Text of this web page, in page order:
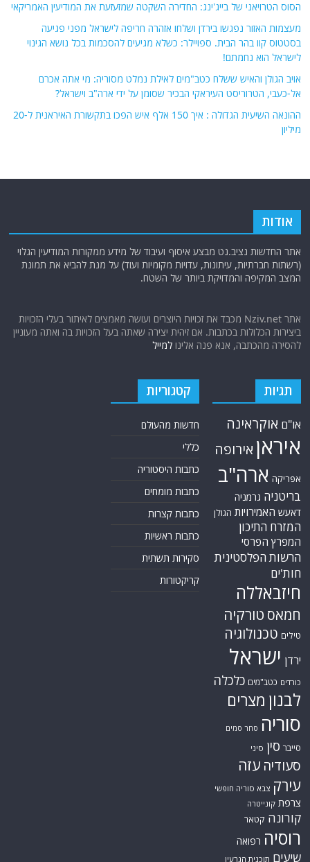
מיליון
אודות
אתר החדשות נציב.נט מבצע איסוף ועיבוד של מידע ממקורות המודיעין הגלוי
ביצירות הכלולות בכתבות. אם זיהית יצירה שאתה בעל הזכויות בה ואתה מעוניין
להסירה מהכתבה, אנא פנה אלינו
תגיות
איראןאירופה
ארה"ב
בריטניה גרמניה
דאעש האמירויות
המזרח התיכון
המפרץ הפרסי
הרשות הפלסטינית
חות'ים
חיזבאללה
חמאס טורקיה
טילים טכנולוגיה
ירדןישראל
כורדים כטב"מים כלכלה
לבנון מצרים
סוריה סחר סמים
סייבר סין סיני
סעודיהעזה
עירק
צרפת קונייטרה
קורונה קטאר
רוסיה רפואה
שיעים תוכנית הגרעין
תימן
קטגוריות
כללי
כתבות היסטוריה
כתבות קצרות
כתבות ראשיות
סקירות תשתית